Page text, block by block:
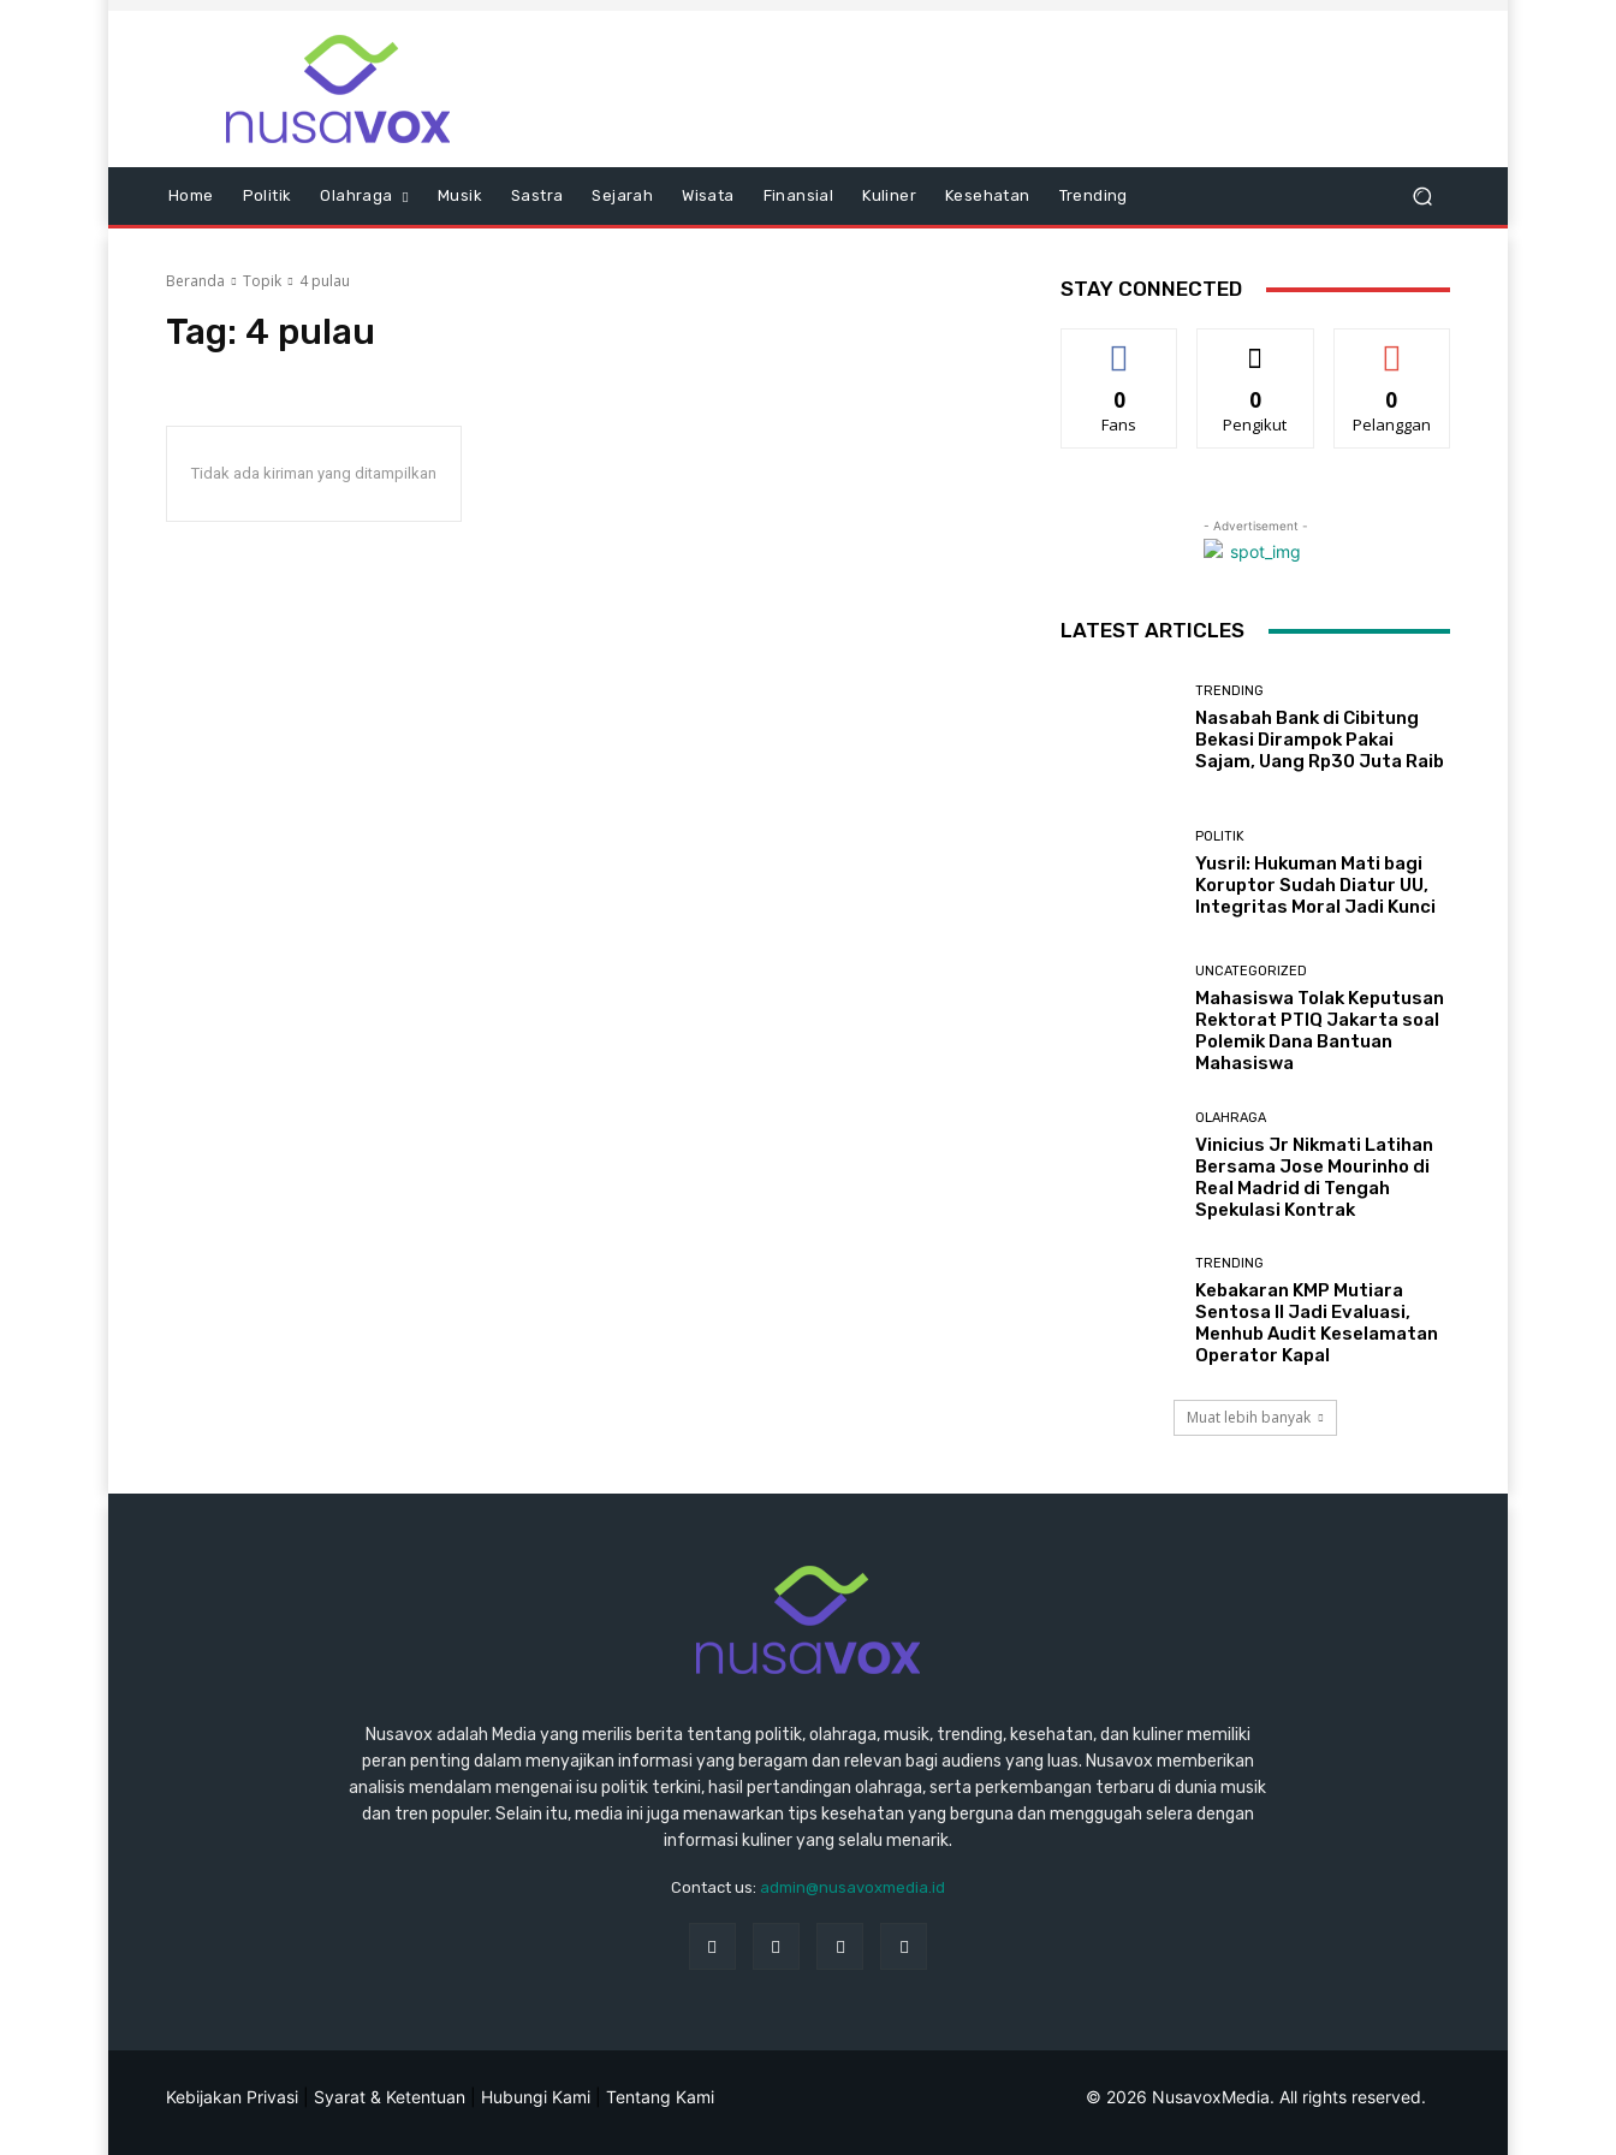
Home Politik Olahraga Musik Sastra Sejarah Wisata Finansial Kuliner Kesehatan Trending
Beranda Topik 4 pulau
Tag: 4 pulau
Tidak ada kiriman yang ditampilkan
STAY CONNECTED
0
Fans
0
Pengikut
0
Pelanggan
- Advertisement -
LATEST ARTICLES
TRENDING
Nasabah Bank di Cibitung
Bekasi Dirampok Pakai
Sajam, Uang Rp30 Juta Raib
POLITIK
Yusril: Hukuman Mati bagi
Koruptor Sudah Diatur UU,
Integritas Moral Jadi Kunci
UNCATEGORIZED
Mahasiswa Tolak Keputusan
Rektorat PTIQ Jakarta soal
Polemik Dana Bantuan
Mahasiswa
OLAHRAGA
Vinicius Jr Nikmati Latihan
Bersama Jose Mourinho di
Real Madrid di Tengah
Spekulasi Kontrak
TRENDING
Kebakaran KMP Mutiara
Sentosa II Jadi Evaluasi,
Menhub Audit Keselamatan
Operator Kapal
Muat lebih banyak
Nusavox adalah Media yang merilis berita tentang politik, olahraga, musik, trending, kesehatan, dan kuliner memiliki
peran penting dalam menyajikan informasi yang beragam dan relevan bagi audiens yang luas. Nusavox memberikan
analisis mendalam mengenai isu politik terkini, hasil pertandingan olahraga, serta perkembangan terbaru di dunia musik
dan tren populer. Selain itu, media ini juga menawarkan tips kesehatan yang berguna dan menggugah selera dengan
informasi kuliner yang selalu menarik.
Contact us: admin@nusavoxmedia.id
Kebijakan Privasi Syarat & Ketentuan Hubungi Kami Tentang Kami © 2026 NusavoxMedia. All rights reserved.